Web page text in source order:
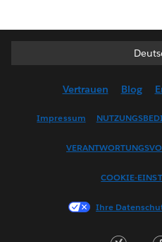
Français
한
Vertrauen Blog
Impressum
COOKIE-
Ihre